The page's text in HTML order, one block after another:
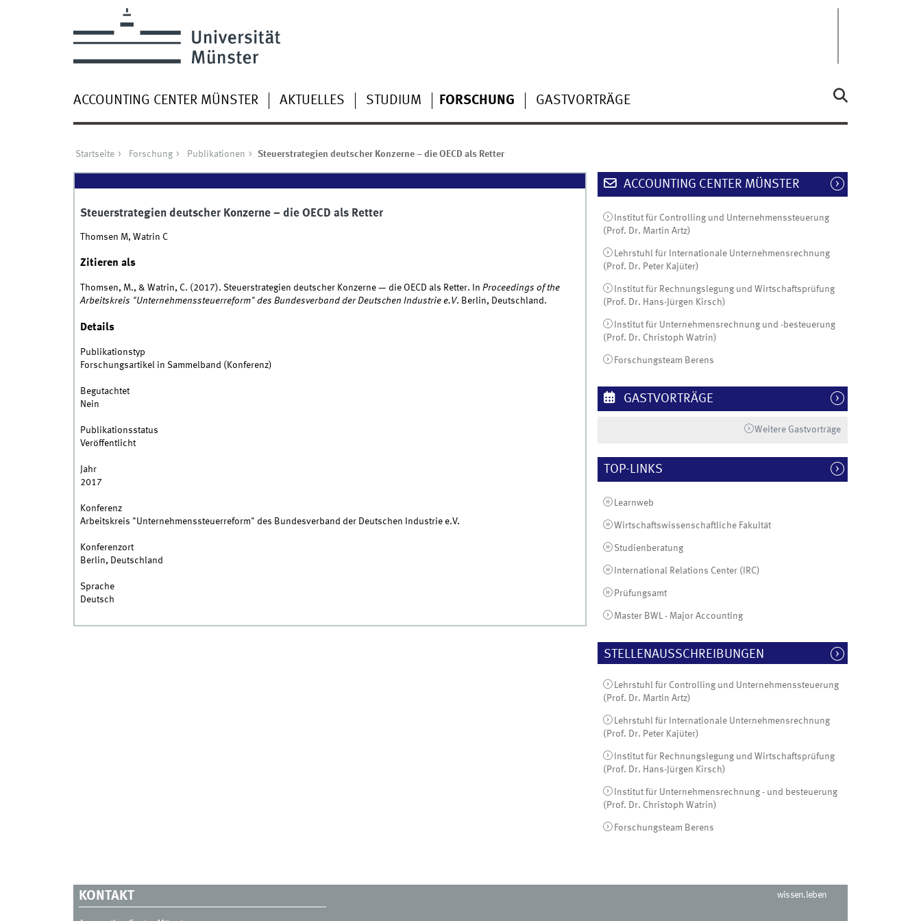
ACCOUNTING CENTER MÜNSTER AKTUELLES STUDIUM FORSCHUNG GASTVORTRÄGE
Startseite Forschung Publikationen Steuerstrategien deutscher Konzerne – die OECD als Retter
Steuerstrategien deutscher Konzerne – die OECD als Retter
Thomsen M, Watrin C
Zitieren als
Thomsen, M., & Watrin, C. (2017). Steuerstrategien deutscher Konzerne — die OECD als Retter. In Proceedings of the
Arbeitskreis "Unternehmenssteuerreform" des Bundesverband der Deutschen Industrie e.V. Berlin, Deutschland.
Details
Publikationstyp
Forschungsartikel in Sammelband (Konferenz)
Begutachtet
Nein
Publikationsstatus
Veröffentlicht
Jahr
2017
Konferenz
Arbeitskreis "Unternehmenssteuerreform" des Bundesverband der Deutschen Industrie e.V.
Konferenzort
Berlin, Deutschland
Sprache
Deutsch
ACCOUNTING CENTER MÜNSTER
Institut für Controlling und Unternehmenssteuerung
(Prof. Dr. Martin Artz)
Lehrstuhl für Internationale Unternehmensrechnung
(Prof. Dr. Peter Kajüter)
Institut für Rechnungslegung und Wirtschaftsprüfung
(Prof. Dr. Hans-Jürgen Kirsch)
Institut für Unternehmensrechnung und -besteuerung
(Prof. Dr. Christoph Watrin)
Forschungsteam Berens
GASTVORTRÄGE
Weitere Gastvorträge
TOP-LINKS
Learnweb
Wirtschaftswissenschaftliche Fakultät
Studienberatung
International Relations Center (IRC)
Prüfungsamt
Master BWL - Major Accounting
STELLENAUSSCHREIBUNGEN
Lehrstuhl für Controlling und Unternehmenssteuerung
(Prof. Dr. Martin Artz)
Lehrstuhl für Internationale Unternehmensrechnung
(Prof. Dr. Peter Kajüter)
Institut für Rechnungslegung und Wirtschaftsprüfung
(Prof. Dr. Hans-Jürgen Kirsch)
Institut für Unternehmensrechnung - und besteuerung
(Prof. Dr. Christoph Watrin)
Forschungsteam Berens
KONTAKT wissen.leben